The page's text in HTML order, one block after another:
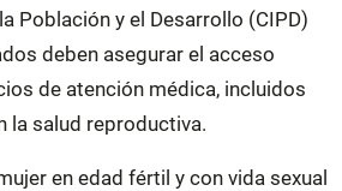
Población y el Desarrollo (CIPD)
deben asegurar el acceso
de atención médica, incluidos
la salud reproductiva.
en edad fértil y con vida sexual